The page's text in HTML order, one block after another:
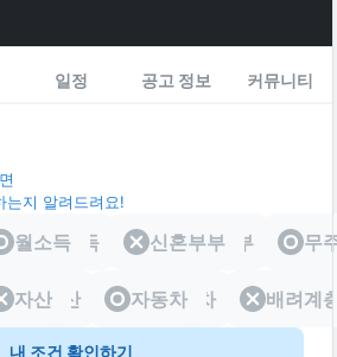
일정 공고 정보 커뮤니티
는지 알려드려요!
월소득 신혼부부
월소득 신혼부부 무
자산 자동차 배려
자산 자동차 배려계
내 조건 확인하기